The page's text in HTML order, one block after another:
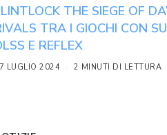
THE SIEGE OF
TRA I GIOCHI CON
E REFLEX
LUGLIO 2024 2 MINUTI DI LETTURA